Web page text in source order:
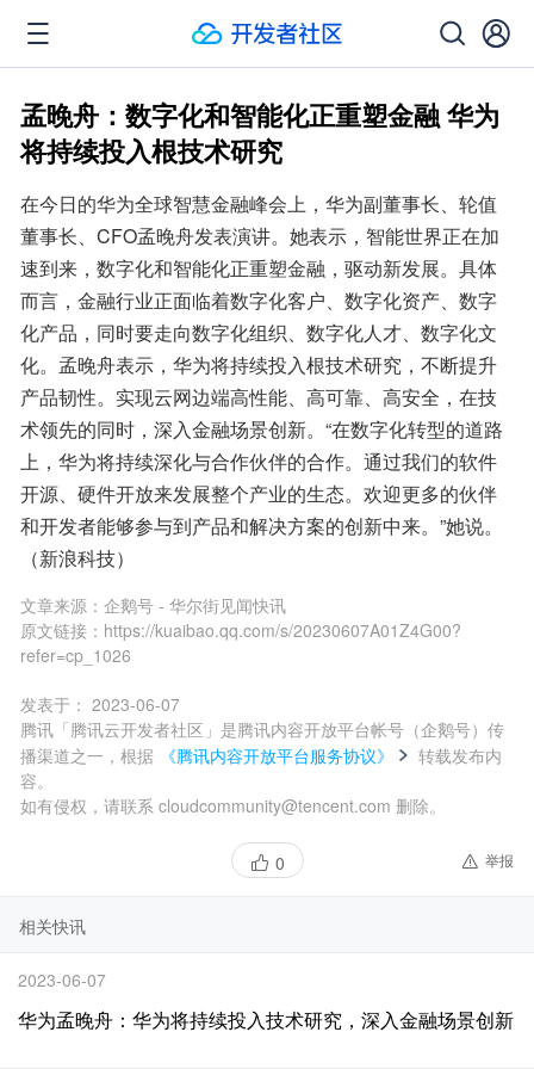
孟晚舟：数字化和智能化正重塑金融 华为
将持续投入根技术研究
在今日的华为全球智慧金融峰会上，华为副董事长、轮值
董事长、CFO孟晚舟发表演讲。她表示，智能世界正在加
速到来，数字化和智能化正重塑金融，驱动新发展。具体
而言，金融行业正面临着数字化客户、数字化资产、数字
化产品，同时要走向数字化组织、数字化人才、数字化文
化。孟晚舟表示，华为将持续投入根技术研究，不断提升
产品韧性。实现云网边端高性能、高可靠、高安全，在技
术领先的同时，深入金融场景创新。“在数字化转型的道路
上，华为将持续深化与合作伙伴的合作。通过我们的软件
开源、硬件开放来发展整个产业的生态。欢迎更多的伙伴
和开发者能够参与到产品和解决方案的创新中来。”她说。
（新浪科技）
文章来源： 企鹅号 - 华尔街见闻快讯
原文链接： https://kuaibao.qq.com/s/20230607A01Z4G00?
refer=cp_1026
发表于： 2023-06-07
腾讯「腾讯云开发者社区」是腾讯内容开放平台帐号（企鹅号）传
播渠道之一，根据
《腾讯内容开放平台服务协议》
转载发布内
容。
如有侵权，请联系 cloudcommunity@tencent.com 删除。
0 举报
相关快讯
2023-06-07
华为孟晚舟：华为将持续投入技术研究，深入金融场景创新